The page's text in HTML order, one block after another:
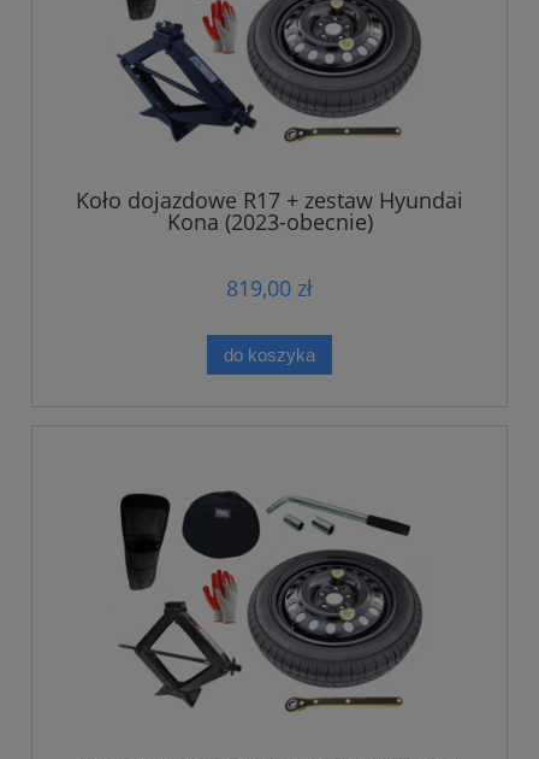
Koło dojazdowe R17 + zestaw Hyundai
Kona (2023-obecnie)
819,00 zł
do koszyka